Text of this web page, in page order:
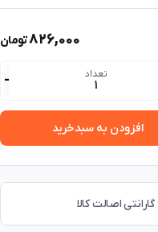
826,000تومان
تعداد
1
-
افزودن به سبدخرید
گارانتی اصالت کالا